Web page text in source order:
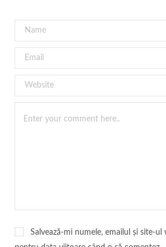
Salvează-mi numele, emailul și site-